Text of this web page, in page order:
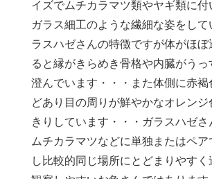
イズでムチカラマツ類やヤギ類に付
ガラス細工のような繊細な姿をし
ラスハゼさんの特徴ですが体がほぼ
ると縁がきらめき骨格や内臓がう
澄んでいます・・・また体側に赤褐
どあり目の周りが鮮やかなオレンジ
きりしています・・・ガラスハゼ
ムチカラマツなどに単独またはペ
し比較的同じ場所にとどまりやす